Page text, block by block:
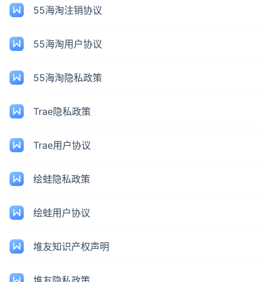
55海淘注销协议
55海淘用户协议
55海淘隐私政策
Trae隐私政策
Trae用户协议
绘蛙隐私政策
绘蛙用户协议
堆友知识产权声明